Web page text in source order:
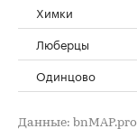
Химки
Люберцы
Одинцово
Данные: bnMAP.pro